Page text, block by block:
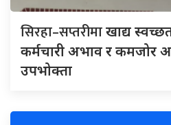
सिरहा–सप्तरीमाखाद्य
कर्मचारी अभाव र कमजोर
उपभोक्ता